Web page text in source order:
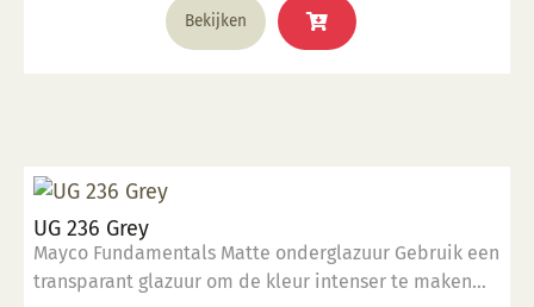
Bekijken
UG 236 Grey
Mayco Fundamentals Matte onderglazuur Gebruik een
transparant glazuur om de kleur intenser te maken